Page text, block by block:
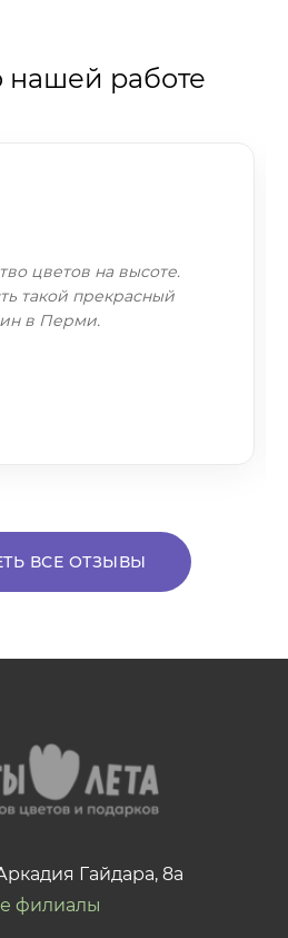
нашей работе
цветов на высоте.
такой прекрасный
в Перми.
ВСЕ ОТЗЫВЫ
Гайдара, 8а
филиалы